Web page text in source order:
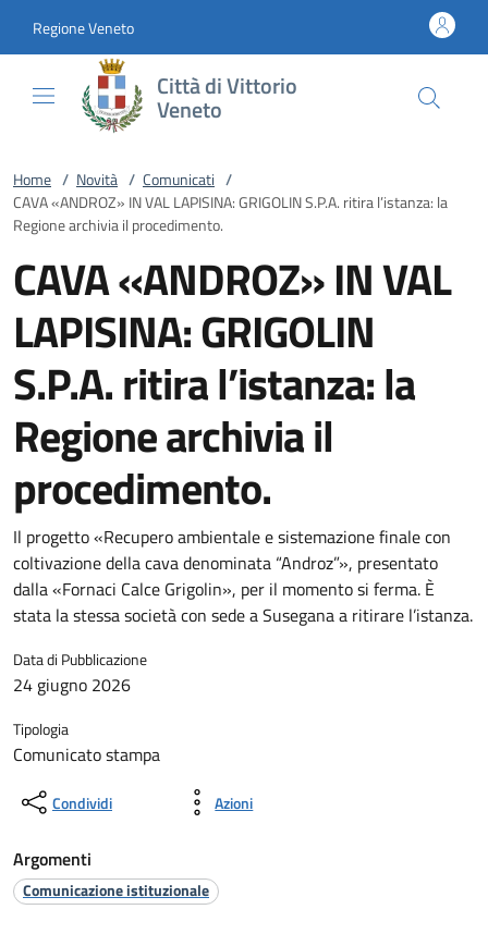
Regione Veneto
Città di Vittorio
Veneto
Home / Novità / Comunicati /
CAVA «ANDROZ» IN VAL LAPISINA: GRIGOLIN S.P.A. ritira l’istanza: la
Regione archivia il procedimento.
CAVA «ANDROZ» IN VAL
LAPISINA: GRIGOLIN
S.P.A. ritira l’istanza: la
Regione archivia il
procedimento.
Il progetto «Recupero ambientale e sistemazione finale con
coltivazione della cava denominata “Androz”», presentato
dalla «Fornaci Calce Grigolin», per il momento si ferma. È
stata la stessa società con sede a Susegana a ritirare l’istanza.
Data di Pubblicazione
24 giugno 2026
Tipologia
Comunicato stampa
Condividi Azioni
Argomenti
Comunicazione istituzionale